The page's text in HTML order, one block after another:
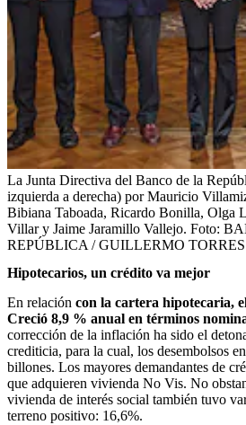
La Junta Directiva del Banco de la
izquierda a derecha) por Mauricio
Bibiana Taboada, Ricardo Bonilla, Olga
Villar y Jaime Jaramillo Vallejo. Foto:
REPÚBLICA / GUILLERMO
Hipotecarios, un crédito va mejor
En relación con la cartera hipotecaria,
Creció 8,9 % anual en términos
corrección de la inflación ha sido el
crediticia, para la cual, los desembolsos
billones. Los mayores demandantes de
que adquieren vivienda No Vis. No
vivienda de interés social también tuvo
terreno positivo: 16,6%.